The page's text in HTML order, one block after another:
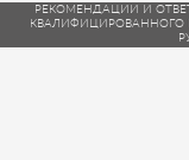
РЕКОМЕНДАЦИИ И
КВАЛИФИЦИРОВАННОГО